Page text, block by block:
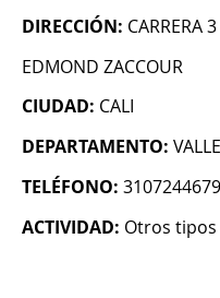
DIRECCIÓN: CARRERA
EDMOND ZACCOUR
CIUDAD: CALI
DEPARTAMENTO: VALLE
TELÉFONO: 3107244679
ACTIVIDAD: Otros